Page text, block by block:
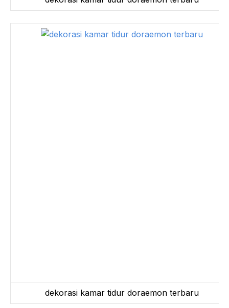
dekorasi kamar tidur doraemon terbaru